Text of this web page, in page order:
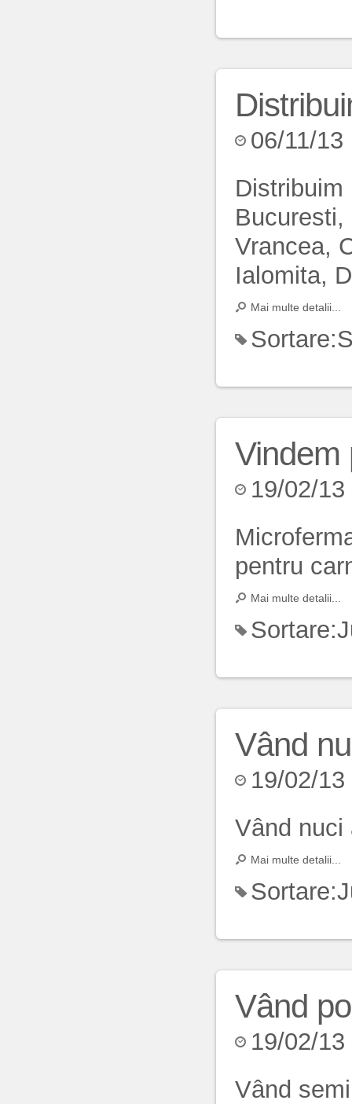
06/11/13
Vrancea,
Ialomita,
Mai multe detalii...
Sortare:
Vindem
19/02/
pentru
Mai multe detalii...
Sortare:
Vând
19/02/13
Vând
Mai multe detalii...
Sortare:
Vând
19/02/13
Vând